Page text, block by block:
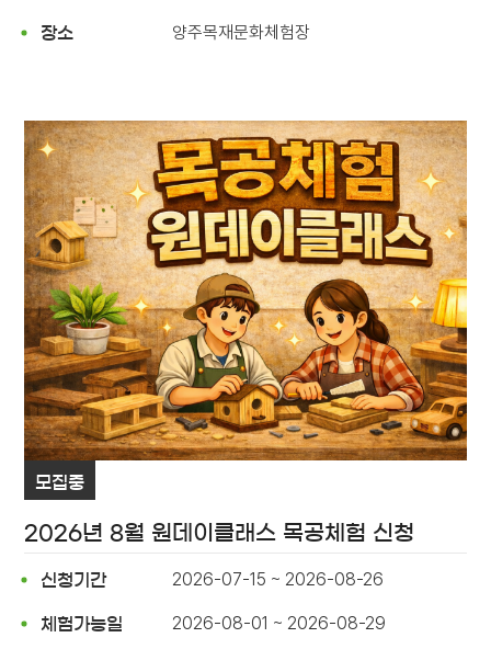
장소 양주목재문화체험장
모집중
2026년 8월 원데이클래스 목공체험 신청
신청기간 2026-07-15 ~ 2026-08-26
체험가능일 2026-08-01 ~ 2026-08-29